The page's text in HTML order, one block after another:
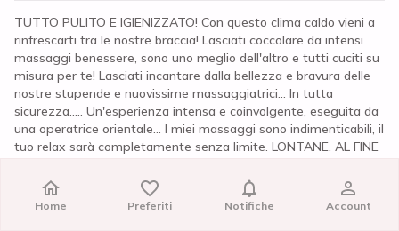
TUTTO PULITO E IGIENIZZATO! Con questo clima caldo vieni a
rinfrescarti tra le nostre braccia! Lasciati coccolare da intensi
massaggi benessere, sono uno meglio dell'altro e tutti cuciti su
misura per te! Lasciati incantare dalla bellezza e bravura delle
nostre stupende e nuovissime massaggiatrici... In tutta
sicurezza..... Un'esperienza intensa e coinvolgente, eseguita da
una operatrice orientale... I miei massaggi sono indimenticabili, il
tuo relax sarà completamente senza limite. LONTANE. AL FINE
CENTRO DISPONE DI MASSAGGIATRICI ESPERTE NEI
SEGUENTI MASSAGGI: MASSAGGIO SPECIAL THAI CORPO SU
Home Preferiti Notifiche Account
Home Preferiti Notifiche Account